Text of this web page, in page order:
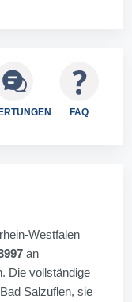
FAQ
Westfalen
an
Die vollständige
Salzuflen, sie